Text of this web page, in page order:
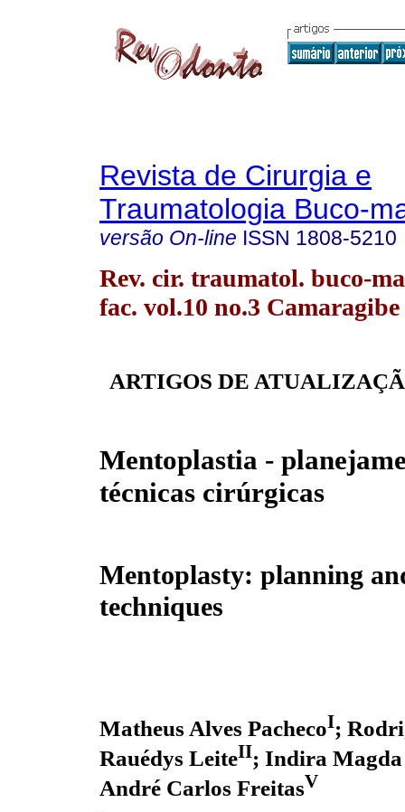
Revista de Cirurgia e
Traumatologia Buco-
versão On-line ISSN 1808-5210
Rev. cir. traumatol. buco-
fac. vol.10 no.3
ARTIGOS DE
Mentoplastia -
técnicas cirúrgicas
Mentoplasty: planning
techniques
Matheus Alves PachecoI;
Rauédys LeiteII; Indira
André Carlos FreitasV